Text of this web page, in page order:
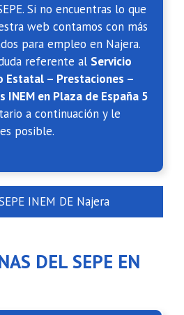
Si no encuentras lo que
web contamos con más
para empleo en Najera.
referente al Servicio
Estatal – Prestaciones –
INEM en Plaza de España 5
a continuación y le
posible.
INEM DE Najera
DEL SEPE EN